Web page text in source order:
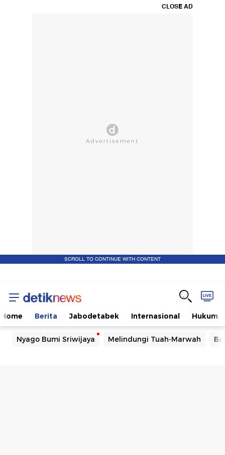
CLOSE AD
SCROLL TO CONTINUE WITH CONTENT
Home Berita Jabodetabek Internasional Hukum
Nyago Bumi Sriwijaya Melindungi Tuah-Marwah